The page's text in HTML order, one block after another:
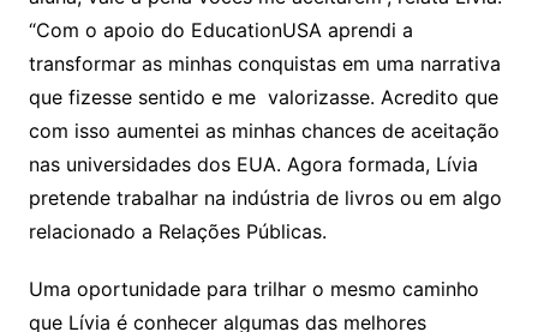
“Com o apoio do EducationUSA aprendi a
transformar as minhas conquistas em uma narrativa
que fizesse sentido e me valorizasse. Acredito que
com isso aumentei as minhas chances de aceitação
nas universidades dos EUA. Agora formada, Lívia
pretende trabalhar na indústria de livros ou em algo
relacionado a Relações Públicas.
Uma oportunidade para trilhar o mesmo caminho
que Lívia é conhecer algumas das melhores